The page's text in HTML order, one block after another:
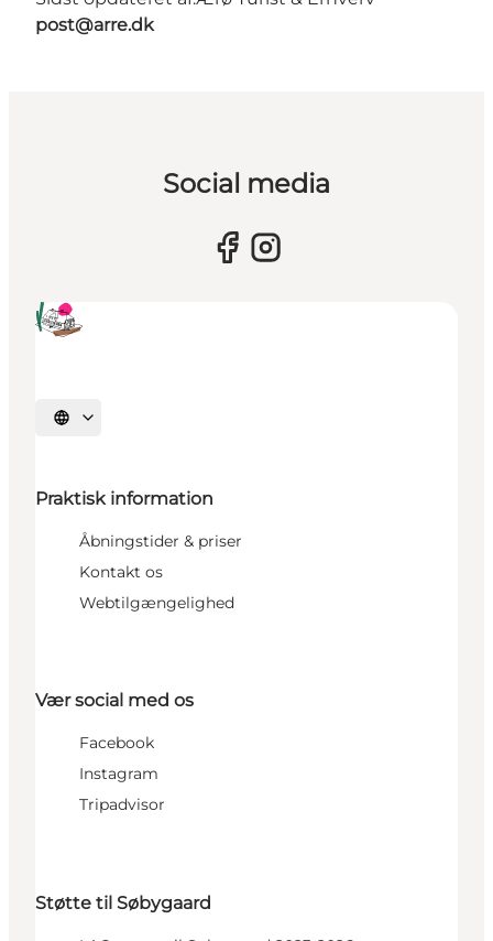
post@arre.dk
Social media
Vælg sprog
Praktisk information
Åbningstider & priser
Kontakt os
Webtilgængelighed
Vær social med os
Facebook
Instagram
Tripadvisor
Støtte til Søbygaard